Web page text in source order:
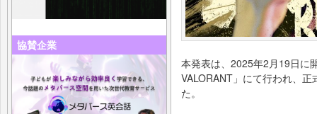
協賛企業
本発表は、2025年2月19日に
VALORANT」にて行われ、
た。